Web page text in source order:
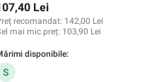
Lei
recomandat: 142,00 Lei
mai mic preț: 103,90 Lei
disponibile:
S